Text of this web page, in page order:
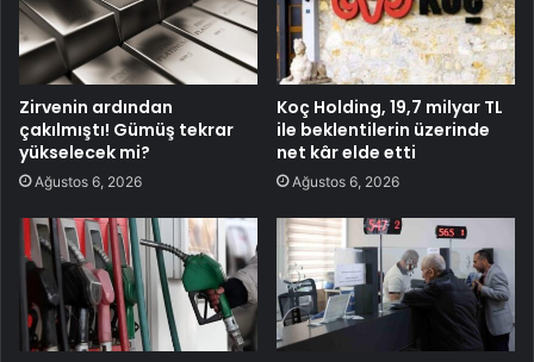
Zirvenin ardından
çakılmıştı! Gümüş tekrar
yükselecek mi?
Ağustos 6, 2026
Koç Holding, 19,7 milyar TL
ile beklentilerin üzerinde
net kâr elde etti
Ağustos 6, 2026